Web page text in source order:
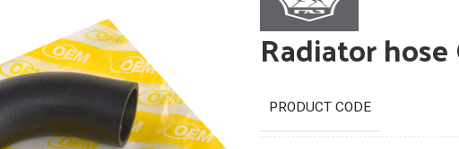
Radiator hose
PRODUCT CODE